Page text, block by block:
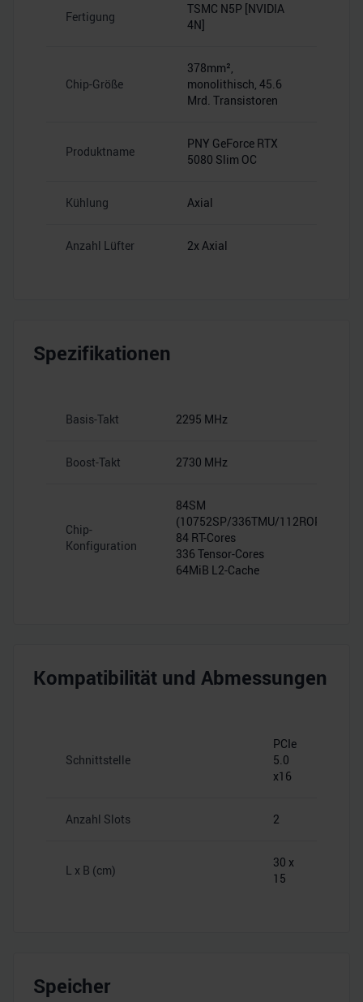
Fertigung
TSMC N5P [NVIDIA
4N]
Chip-Größe
378mm²,
monolithisch, 45.6
Mrd. Transistoren
Produktname
PNY GeForce RTX
5080 Slim OC
Kühlung Axial
Anzahl Lüfter 2x Axial
Spezifikationen
Basis-Takt 2295 MHz
Boost-Takt 2730 MHz
Chip-
Konfiguration
84SM
(10752SP/336TMU/112ROP)
84 RT-Cores
336 Tensor-Cores
64MiB L2-Cache
Kompatibilität und Abmessungen
Schnittstelle
PCIe
5.0
x16
Anzahl Slots 2
L x B (cm)
30 x
15
Speicher